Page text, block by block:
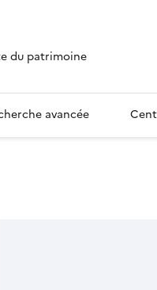
du patrimoine
avancée